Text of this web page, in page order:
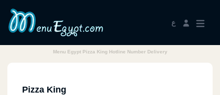
ع
Menu Egypt Pizza King Hotline Number Delivery
Pizza King